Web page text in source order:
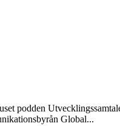
podden
Global...